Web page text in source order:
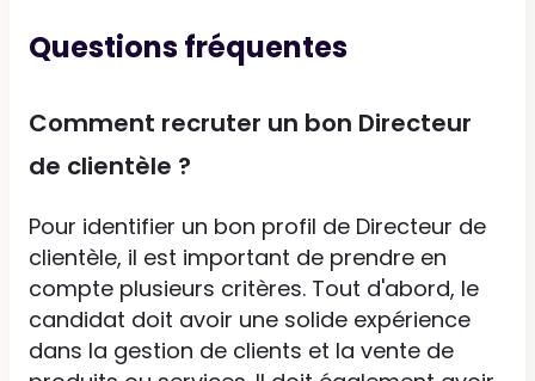
Questions fréquentes
Comment recruter un bon Directeur
de clientèle ?
Pour identifier un bon profil de Directeur de
clientèle, il est important de prendre en
compte plusieurs critères. Tout d'abord, le
candidat doit avoir une solide expérience
dans la gestion de clients et la vente de